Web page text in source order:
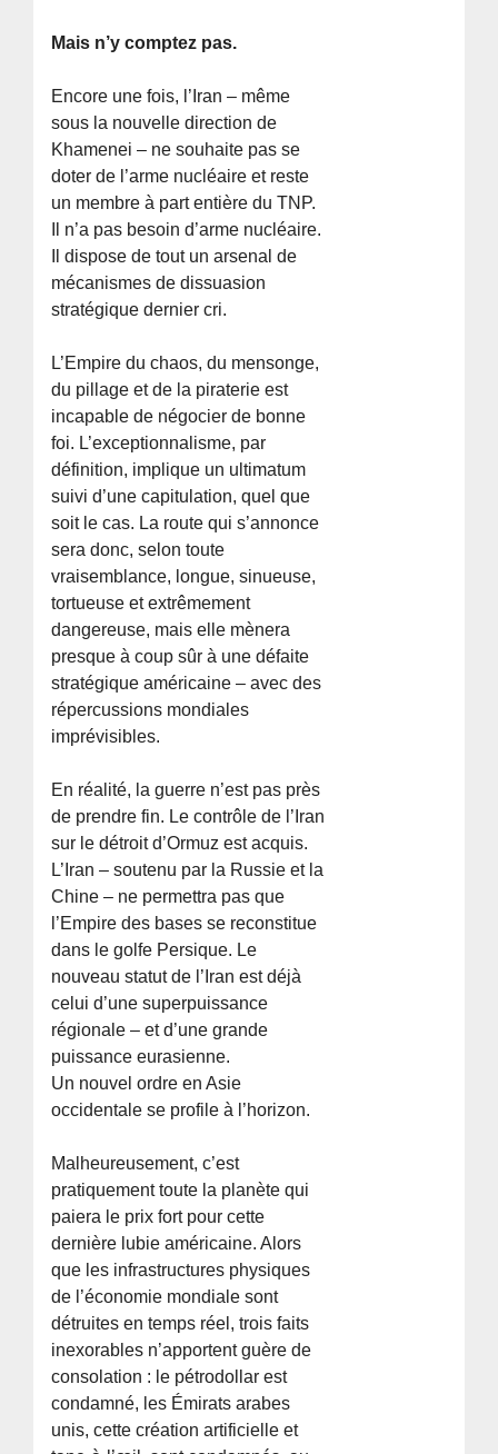
Mais n’y comptez pas.
Encore une fois, l’Iran – même
sous la nouvelle direction de
Khamenei – ne souhaite pas se
doter de l’arme nucléaire et reste
un membre à part entière du TNP.
Il n’a pas besoin d’arme nucléaire.
Il dispose de tout un arsenal de
mécanismes de dissuasion
stratégique dernier cri.
L’Empire du chaos, du mensonge,
du pillage et de la piraterie est
incapable de négocier de bonne
foi. L’exceptionnalisme, par
définition, implique un ultimatum
suivi d’une capitulation, quel que
soit le cas. La route qui s’annonce
sera donc, selon toute
vraisemblance, longue, sinueuse,
tortueuse et extrêmement
dangereuse, mais elle mènera
presque à coup sûr à une défaite
stratégique américaine – avec des
répercussions mondiales
imprévisibles.
En réalité, la guerre n’est pas près
de prendre fin. Le contrôle de l’Iran
sur le détroit d’Ormuz est acquis.
L’Iran – soutenu par la Russie et la
Chine – ne permettra pas que
l’Empire des bases se reconstitue
dans le golfe Persique. Le
nouveau statut de l’Iran est déjà
celui d’une superpuissance
régionale – et d’une grande
puissance eurasienne.
Un nouvel ordre en Asie
occidentale se profile à l’horizon.
Malheureusement, c’est
pratiquement toute la planète qui
paiera le prix fort pour cette
dernière lubie américaine. Alors
que les infrastructures physiques
de l’économie mondiale sont
détruites en temps réel, trois faits
inexorables n’apportent guère de
consolation : le pétrodollar est
condamné, les Émirats arabes
unis, cette création artificielle et